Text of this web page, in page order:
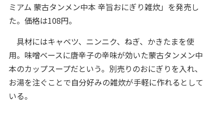
ミアム 蒙古タンメン中本 辛旨おにぎり雑炊」を発売し
た。価格は108円。
具材にはキャベツ、ニンニク、ねぎ、かきたまを使
用。味噌ベースに唐辛子の辛味が効いた蒙古タンメン中
本のカップスープだという。別売りのおにぎりを入れ、
お湯を注ぐことで自分好みの雑炊が手軽に作れるとして
いる。